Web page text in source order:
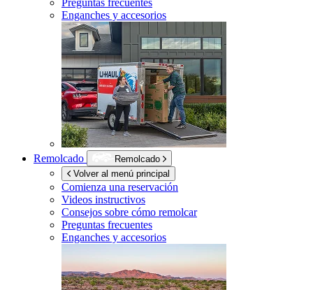
Preguntas frecuentes
Enganches y accesorios
Remolcado
Remolcado
Volver al menú principal
Comienza una reservación
Videos instructivos
Consejos sobre cómo remolcar
Preguntas frecuentes
Enganches y accesorios